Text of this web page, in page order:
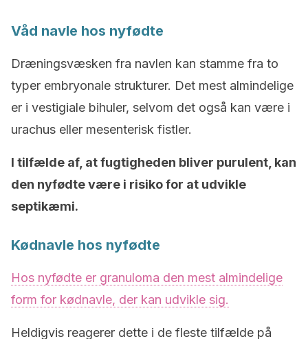
Våd navle hos nyfødte
Dræningsvæsken fra navlen kan stamme fra to
typer embryonale strukturer. Det mest almindelige
er i vestigiale bihuler, selvom det også kan være i
urachus eller mesenterisk fistler.
I tilfælde af, at fugtigheden bliver purulent, kan
den nyfødte være i risiko for at udvikle
septikæmi.
Kødnavle hos nyfødte
Hos nyfødte er granuloma den mest almindelige
form for kødnavle, der kan udvikle sig.
Heldigvis reagerer dette i de fleste tilfælde på